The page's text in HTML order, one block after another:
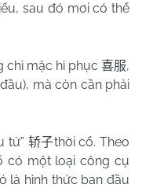
sau đó mơi có thể
chỉ mặc hỉ phục 喜服,
mà còn cần phải
tử” 轿子thời cổ. Theo
có một loại công cụ
là hình thức ban đầu